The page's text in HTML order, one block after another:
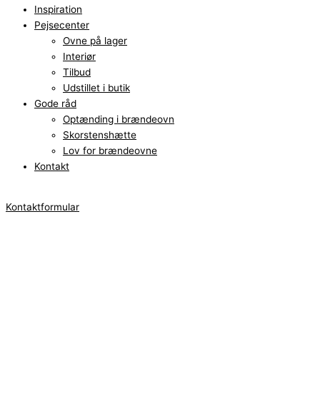
Inspiration
Pejsecenter
Ovne på lager
Interiør
Tilbud
Udstillet i butik
Gode råd
Optænding i brændeovn
Skorstenshætte
Lov for brændeovne
Kontakt
Kontaktformular